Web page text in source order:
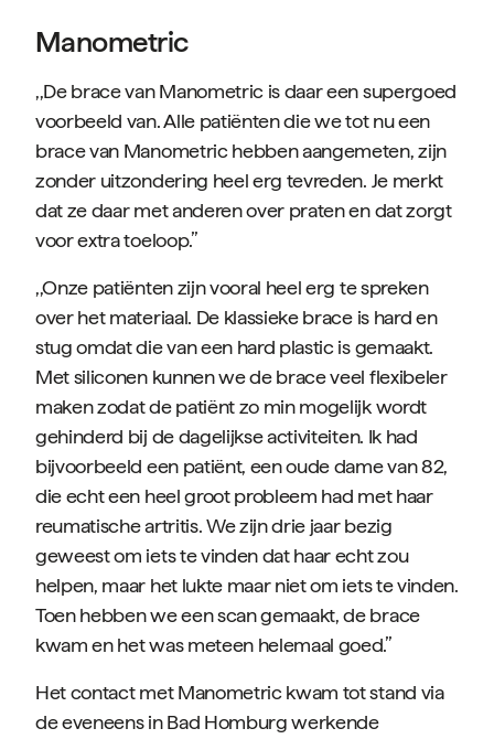
Manometric
,,De brace van Manometric is daar een supergoed
voorbeeld van. Alle patiënten die we tot nu een
brace van Manometric hebben aangemeten, zijn
zonder uitzondering heel erg tevreden. Je merkt
dat ze daar met anderen over praten en dat zorgt
voor extra toeloop.’’
,,Onze patiënten zijn vooral heel erg te spreken
over het materiaal. De klassieke brace is hard en
stug omdat die van een hard plastic is gemaakt.
Met siliconen kunnen we de brace veel flexibeler
maken zodat de patiënt zo min mogelijk wordt
gehinderd bij de dagelijkse activiteiten. Ik had
bijvoorbeeld een patiënt, een oude dame van 82,
die echt een heel groot probleem had met haar
reumatische artritis. We zijn drie jaar bezig
geweest om iets te vinden dat haar echt zou
helpen, maar het lukte maar niet om iets te vinden.
Toen hebben we een scan gemaakt, de brace
kwam en het was meteen helemaal goed.’’
Het contact met Manometric kwam tot stand via
de eveneens in Bad Homburg werkende